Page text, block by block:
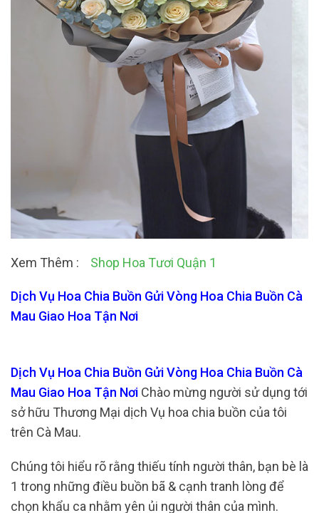
Xem Thêm : Shop Hoa Tươi Quận 1
Dịch Vụ Hoa Chia Buồn Gửi Vòng Hoa Chia Buồn Cà
Mau Giao Hoa Tận Nơi
Dịch Vụ Hoa Chia Buồn Gửi Vòng Hoa Chia Buồn Cà
Mau Giao Hoa Tận Nơi Chào mừng người sử dụng tới
sở hữu Thương Mại dịch Vụ hoa chia buồn của tôi
trên Cà Mau.
Chúng tôi hiểu rõ rằng thiếu tính người thân, bạn bè là
1 trong những điều buồn bã & cạnh tranh lòng để
chọn khẩu ca nhằm yên ủi người thân của mình.